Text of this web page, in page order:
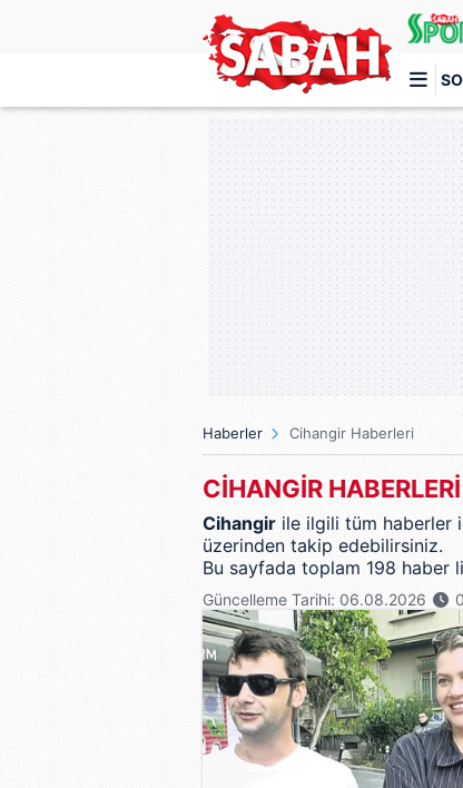
Türkiye'nin en iyi haber sitesi
Haberler Cihangir Haberleri
CİHANGİR HABERLERİ
Cihangir ile ilgili tüm haberler
üzerinden takip edebilirsiniz.
Bu sayfada toplam 198 haber
Güncelleme Tarihi: 06.08.2026